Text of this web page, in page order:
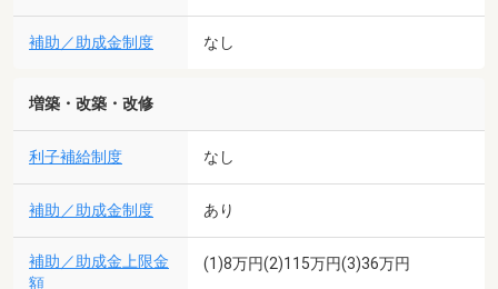
補助／助成金制度 なし
増築・改築・改修
利子補給制度 なし
補助／助成金制度 あり
補助／助成金上限金
額
(1)8万円(2)115万円(3)36万円